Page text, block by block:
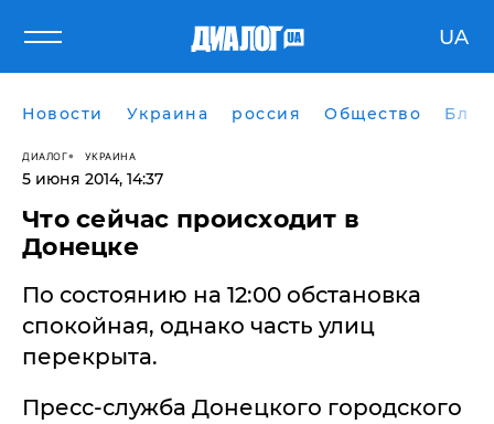
UA
Новости Украина россия Общество
ДИАЛОГ УКРАИНА
5 июня 2014, 14:37
Что сейчас происходит в
Донецке
По состоянию на 12:00 обстановка
спокойная, однако часть улиц
перекрыта.
Пресс-служба Донецкого городского